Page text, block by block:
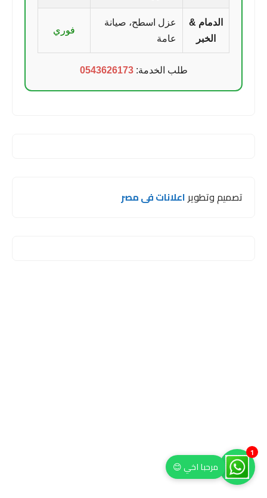
الدمام &
الخبر
عزل اسطح، صيانة
عامة
فوري
طلب الخدمة:0543626173
تصميم وتطويراعلانات فى مصر